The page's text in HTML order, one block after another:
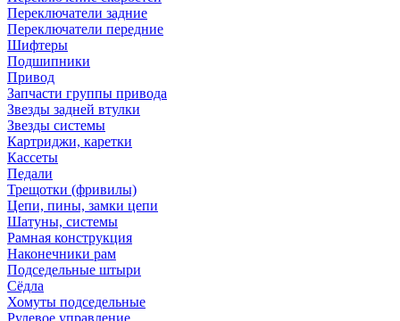
Переключатели задние
Переключатели передние
Шифтеры
Подшипники
Привод
Запчасти группы привода
Звезды задней втулки
Звезды системы
Картриджи, каретки
Кассеты
Педали
Трещотки (фривилы)
Цепи, пины, замки цепи
Шатуны, системы
Рамная конструкция
Наконечники рам
Подседельные штыри
Сёдла
Хомуты подседельные
Рулевое управление